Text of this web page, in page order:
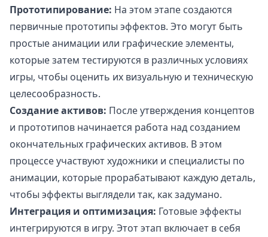
Прототипирование: На этом этапе создаются
первичные прототипы эффектов. Это могут быть
простые анимации или графические элементы,
которые затем тестируются в различных условиях
игры, чтобы оценить их визуальную и техническую
целесообразность.
Создание активов: После утверждения концептов
и прототипов начинается работа над созданием
окончательных графических активов. В этом
процессе участвуют художники и специалисты по
анимации, которые прорабатывают каждую деталь,
чтобы эффекты выглядели так, как задумано.
Интеграция и оптимизация: Готовые эффекты
интегрируются в игру. Этот этап включает в себя